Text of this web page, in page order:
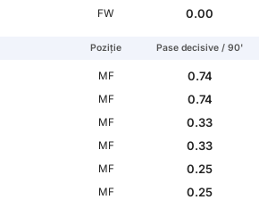
FW 0.00
Poziție Pase decisive / 90'
MF
0.74
MF
0.74
MF
0.33
MF
0.33
MF
0.25
MF
0.25